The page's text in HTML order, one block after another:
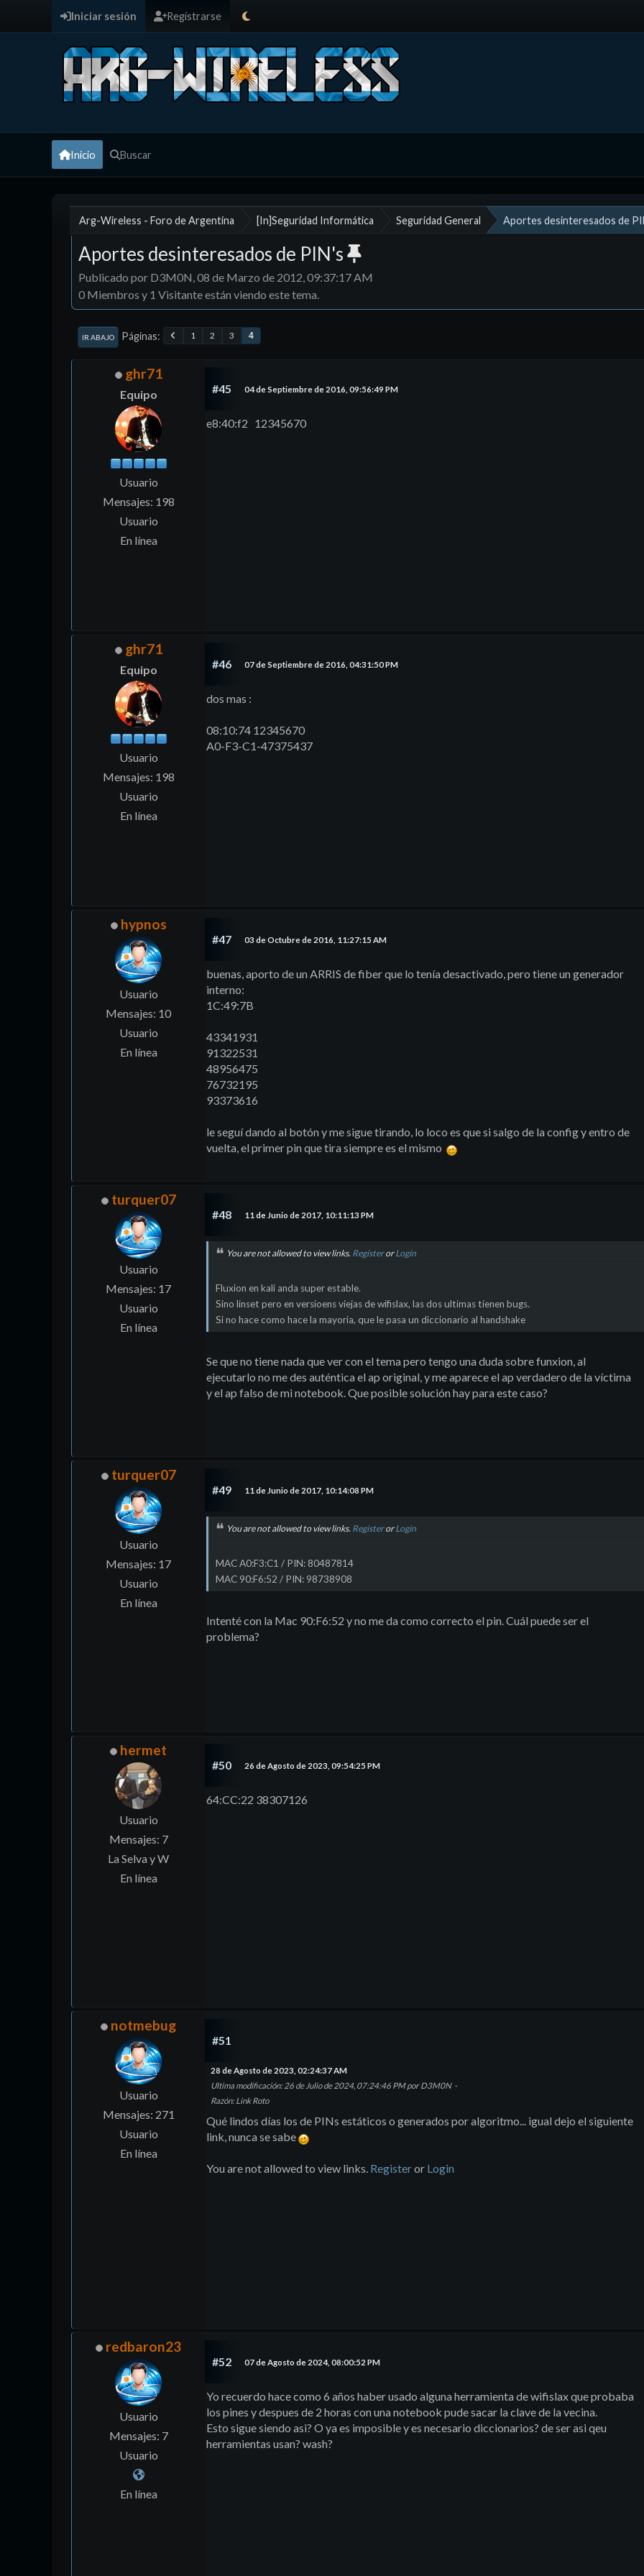
Iniciar sesión Regístrarse
Inicio Buscar
Arg-Wireless - Foro de Argentina [In]Seguridad Informática Seguridad General Aportes desinteresados de
Aportes desinteresados de PIN's
Publicado por D3M0N, 08 de Marzo de 2012, 09:37:17 AM
0 Miembros y 1 Visitante están viendo este tema.
IR ABAJO Páginas 1 2 3 4
ghr71
Equipo
Usuario
Mensajes: 198
Usuario
En línea
#45 04 de Septiembre de 2016, 09:56:49 PM
e8:40:f2 12345670
ghr71
Equipo
Usuario
Mensajes: 198
Usuario
En línea
#46 07 de Septiembre de 2016, 04:31:50 PM
dos mas :
08:10:74 12345670
A0-F3-C1-47375437
hypnos
Usuario
Mensajes: 10
Usuario
En línea
#47 03 de Octubre de 2016, 11:27:15 AM
buenas, aporto de un ARRIS de fiber que lo tenía desactivado, pero tiene un generador
interno:
1C:49:7B
43341931
91322531
48956475
76732195
93373616
le seguí dando al botón y me sigue tirando, lo loco es que si salgo de la config y entro de
vuelta, el primer pin que tira siempre es el mismo
turquer07
Usuario
Mensajes: 17
Usuario
En línea
#48 11 de Junio de 2017, 10:11:13 PM
You are not allowed to view links. RegisterorLogin
Fluxion en kali anda super estable.
Sino linset pero en versioens viejas de wifislax, las dos ultimas tienen bugs.
Si no hace como hace la mayoria, que le pasa un diccionario al handshake
Se que no tiene nada que ver con el tema pero tengo una duda sobre funxion, al
ejecutarlo no me des auténtica el ap original, y me aparece el ap verdadero de la víctima
y el ap falso de mi notebook. Que posible solución hay para este caso?
turquer07
Usuario
Mensajes: 17
Usuario
En línea
#49 11 de Junio de 2017, 10:14:08 PM
You are not allowed to view links. RegisterorLogin
MAC A0:F3:C1 / PIN: 80487814
MAC 90:F6:52 / PIN: 98738908
Intenté con la Mac 90:F6:52 y no me da como correcto el pin. Cuál puede ser el
problema?
hermet
Usuario
Mensajes: 7
La Selva y W
En línea
#50 26 de Agosto de 2023, 09:54:25 PM
64:CC:22 38307126
notmebug
Usuario
Mensajes: 271
Usuario
En línea
#51
28 de Agosto de 2023, 02:24:37 AM
Ultima modificación: 26 de Julio de 2024, 07:24:46 PM por D3M0N
Razón: Link Roto
Qué lindos días los de PINs estáticos o generados por algoritmo... igual dejo el siguiente
link, nunca se sabe
You are not allowed to view links. Registeror Login
redbaron23
Usuario
Mensajes: 7
Usuario
En línea
#52 07 de Agosto de 2024, 08:00:52 PM
Yo recuerdo hace como 6 años haber usado alguna herramienta de wifislax que probaba
los pines y despues de 2 horas con una notebook pude sacar la clave de la vecina.
Esto sigue siendo asi? O ya es imposible y es necesario diccionarios? de ser asi qeu
herramientas usan? wash?